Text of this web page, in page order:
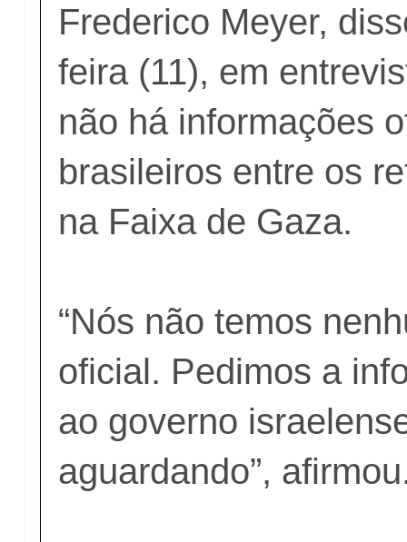
Frederico Meyer,
feira (11), em
não há informações
brasileiros entre os
na Faixa de Gaza.
“Nós não temos
oficial. Pedimos a
ao governo
aguardando”,